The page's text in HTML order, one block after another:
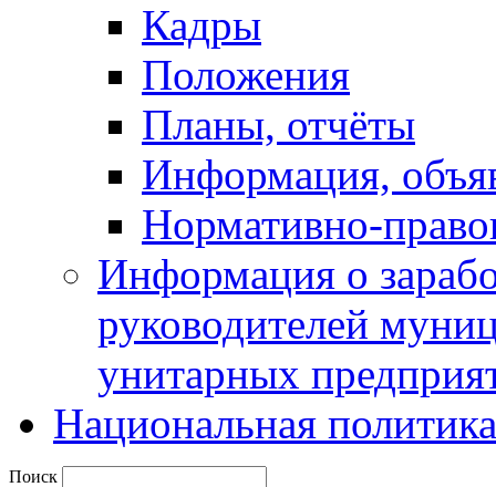
Кадры
Положения
Планы, отчёты
Информация,
Нормативно-
Информация о
руководителей
унитарных
Национальная политика
Поиск